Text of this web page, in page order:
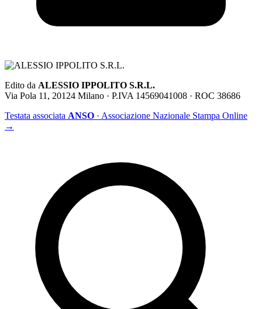
Edito da ALESSIO IPPOLITO S.R.L.
Via Pola 11, 20124 Milano · P.IVA 14569041008 · ROC 38686
Testata associata ANSO · Associazione Nazionale Stampa Online
→